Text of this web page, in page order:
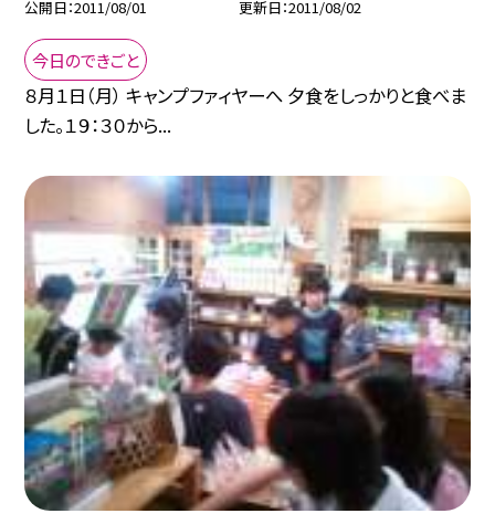
公開日 2011/08/01 更新日 2011/08/02
今日のできごと
８月１日（月） キャンプファィヤーへ 夕食をしっかりと食べま
した。１９：３０から...